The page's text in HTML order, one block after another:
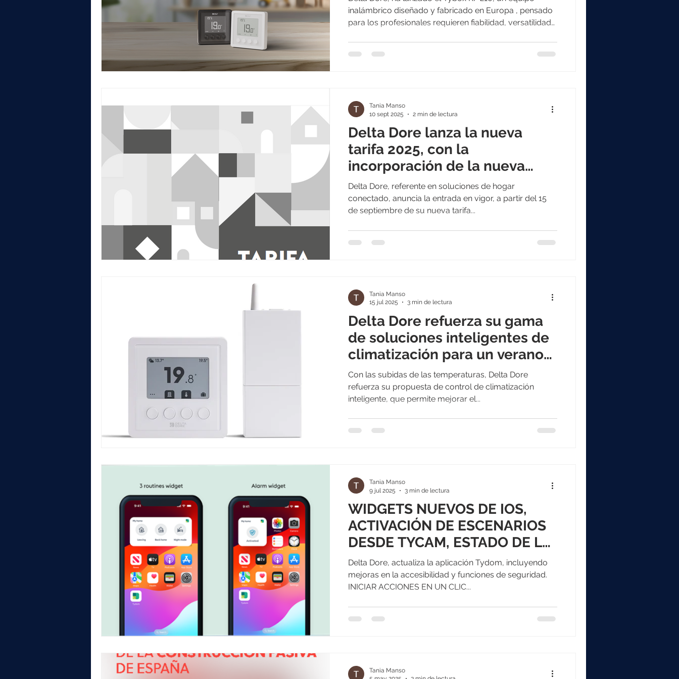
inalámbrico diseñado y fabricado en Europa , pensado
para los profesionales requieren fiabilidad, versatilidad
compatible con sistemas hidráulicos (radiadores, suelo
Delta Dore lanza la nueva
tarifa 2025, con la
incorporación de la nueva
gama de termostatos Tybox
RF 210
Delta Dore, referente en soluciones de hogar
conectado, anuncia la entrada en vigor, a partir del 15
de septiembre de su nueva tarifa...
Tania Manso
10 sept 2025
2 min de lectura
Delta Dore refuerza su gama
de soluciones inteligentes de
climatización para un verano
más eficiente
Con las subidas de las temperaturas, Delta Dore
refuerza su propuesta de control de climatización
inteligente, que permite mejorar el...
Tania Manso
15 jul 2025
3 min de lectura
WIDGETS NUEVOS DE IOS,
ACTIVACIÓN DE ESCENARIOS
DESDE TYCAM, ESTADO DE LA
TARJETA SD, PROGRAMACIÓN
DE LA ALARMA
Delta Dore, actualiza la aplicación Tydom, incluyendo
mejoras en la accesibilidad y funciones de seguridad.
INICIAR ACCIONES EN UN CLIC...
Tania Manso
9 jul 2025
3 min de lectura
Tania Manso